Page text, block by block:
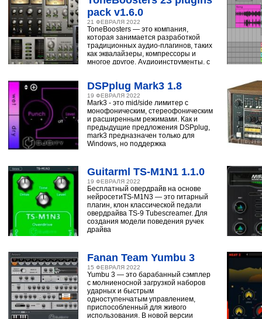
pack v1.6.0
21 ФЕВРАЛЯ 2022
ToneBoosters — это компания,
которая занимается разработкой
традиционных аудио-плагинов, таких
как эквалайзеры, компрессоры и
многое другое. Аудиоинструменты, с
DSPplug Mark3 1.8
19 ФЕВРАЛЯ 2022
Mark3 - это mid/side лимитер с
монофоническим, стереофоническим
и расширенным режимами. Как и
предыдущие предложения DSPplug,
mark3 предназначен только для
Windows, но поддержка
Guitarml TS-M1N1 1.1.0
19 ФЕВРАЛЯ 2022
Бесплатный овердрайв на основе
нейросетиTS-M1N3 — это гитарный
плагин, клон классической педали
овердрайва TS-9 Tubescreamer. Для
создания модели поведения ручек
драйва
Fanan Team Yumbu 3
15 ФЕВРАЛЯ 2022
Yumbu 3 — это барабанный сэмплер
с молниеносной загрузкой наборов
ударных и быстрым
одноступенчатым управлением,
приспособленный для живого
использования. В новой версии